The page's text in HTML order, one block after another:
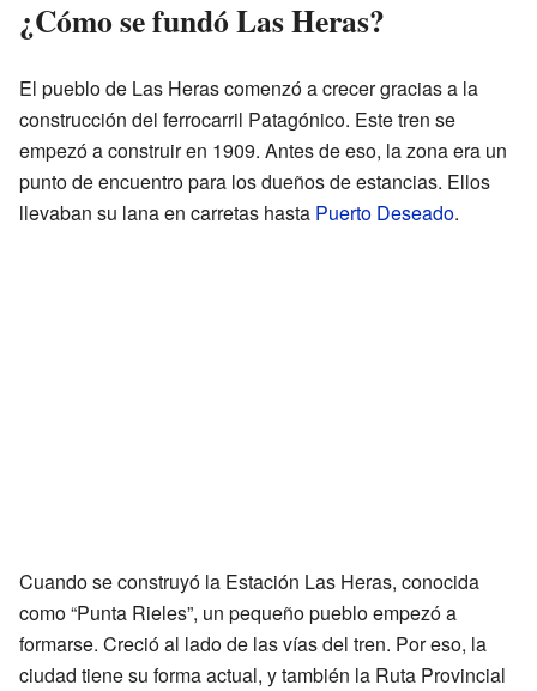
¿Cómo se fundó Las Heras?
El pueblo de Las Heras comenzó a crecer gracias a la
construcción del ferrocarril Patagónico. Este tren se
empezó a construir en 1909. Antes de eso, la zona era un
punto de encuentro para los dueños de estancias. Ellos
llevaban su lana en carretas hasta Puerto Deseado.
Cuando se construyó la Estación Las Heras, conocida
como “Punta Rieles”, un pequeño pueblo empezó a
formarse. Creció al lado de las vías del tren. Por eso, la
ciudad tiene su forma actual, y también la Ruta Provincial